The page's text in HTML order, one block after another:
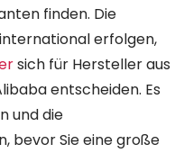
finden. Die
erfolgen,
sich für Hersteller aus
entscheiden. Es
und die
bevor Sie eine große